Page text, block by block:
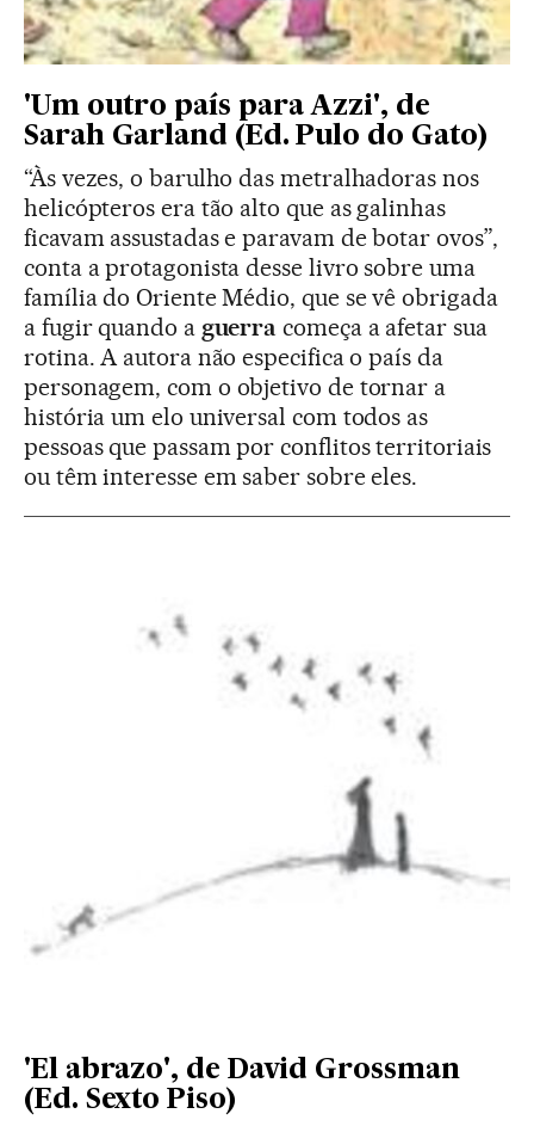
'Um outro país para Azzi', de
Sarah Garland (Ed. Pulo do Gato)
“Às vezes, o barulho das metralhadoras nos
helicópteros era tão alto que as galinhas
ficavam assustadas e paravam de botar ovos”,
conta a protagonista desse livro sobre uma
família do Oriente Médio, que se vê obrigada
a fugir quando a guerra começa a afetar sua
rotina. A autora não especifica o país da
personagem, com o objetivo de tornar a
história um elo universal com todos as
pessoas que passam por conflitos territoriais
ou têm interesse em saber sobre eles.
'El abrazo', de David Grossman
(Ed. Sexto Piso)